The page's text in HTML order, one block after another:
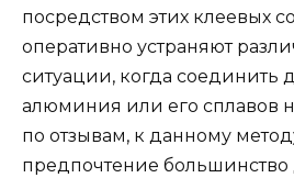
посредством этих клеевых
оперативно устраняют
ситуации, когда соединить
алюминия или его сплавов
по отзывам, к данному
предпочтение